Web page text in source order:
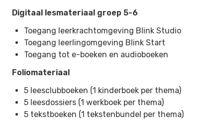
Digitaal lesmateriaal groep 5-6
Toegang leerkrachtomgeving Blink Studio
Toegang leerlingomgeving Blink Start
Toegang tot e-boeken en audioboeken
Foliomateriaal
5 leesclubboeken (1 kinderboek per thema)
5 leesdossiers (1 werkboek per thema)
5 tekstboeken (1 tekstenbundel per thema)